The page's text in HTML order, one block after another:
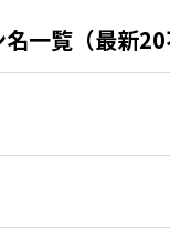
一覧（最新